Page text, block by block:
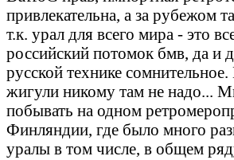
привлекательна, а за рубежом
т.к. урал для всего мира - это
российский потомок бмв, да и
русской технике
жигули никому там не надо...
побывать на одном
Финляндии, где было много
уралы в том числе, в общем